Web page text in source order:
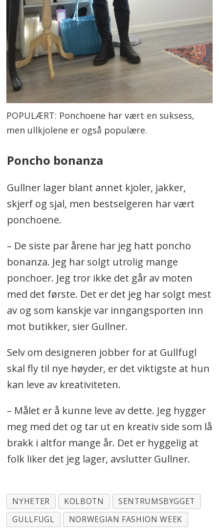
POPULÆRT: Ponchoene har vært en suksess,
men ullkjolene er også populære.
Poncho bonanza
Gullner lager blant annet kjoler, jakker,
skjerf og sjal, men bestselgeren har vært
ponchoene.
– De siste par årene har jeg hatt poncho
bonanza. Jeg har solgt utrolig mange
ponchoer. Jeg tror ikke det går av moten
med det første. Det er det jeg har solgt mest
av og som kanskje var inngangsporten inn
mot butikker, sier Gullner.
Selv om designeren jobber for at Gullfugl
skal fly til nye høyder, er det viktigste at hun
kan leve av kreativiteten.
– Målet er å kunne leve av dette. Jeg hygger
meg med det og tar ut en kreativ side som lå
brakk i altfor mange år. Det er hyggelig at
folk liker det jeg lager, avslutter Gullner.
NYHETER KOLBOTN
SENTRUMSBYGGET
GULLFUGL
NORWEGIAN FASHION WEEK